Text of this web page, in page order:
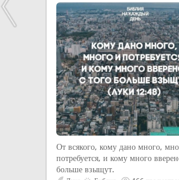
От всякого, кому дано много,
потребуется, и кому много
больше взыщут.